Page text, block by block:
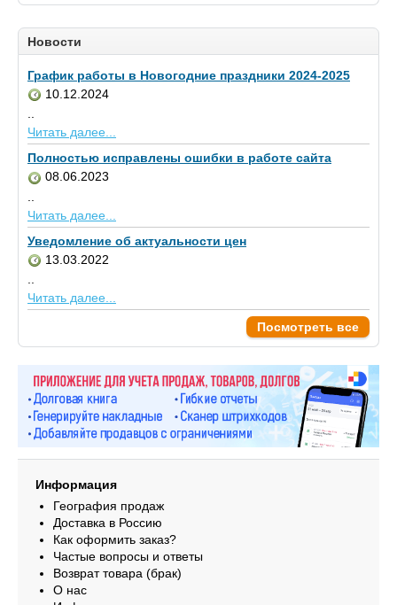
Новости
График работы в Новогодние праздники 2024-2025
10.12.2024
..
Читать далее...
Полностью исправлены ошибки в работе сайта
08.06.2023
Читать далее...
Уведомление об актуальности цен
13.03.2022
Читать далее...
Посмотреть все
Информация
География продаж
Доставка в Россию
Как оформить заказ?
Частые вопросы и ответы
Возврат товара (брак)
О нас